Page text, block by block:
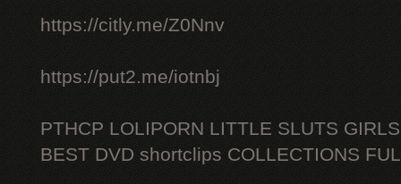
https://citly.me/Z0Nnv
https://put2.me/iotnbj
PTHCP LOLIPORN LITTLE SLUTS
BEST DVD shortclips COLLECTIONS